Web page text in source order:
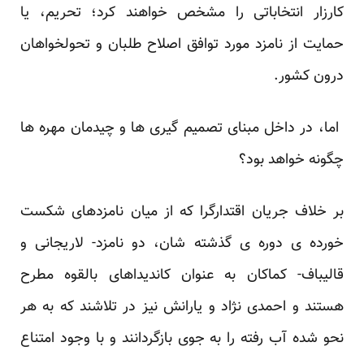
کارزار ‏انتخاباتی را مشخص خواهند کرد؛ تحریم، یا
حمایت از نامزد مورد توافق اصلاح طلبان و تحولخواهان
درون ‏کشور. ‏
‎ ‎اما، در داخل مبنای تصمیم گیری ها و چیدمان مهره ها
چگونه خواهد بود؟‎ ‎
بر خلاف جریان اقتدارگرا که از میان نامزدهای شکست
خورده ی دوره ی گذشته شان، دو نامزد- لاریجانی و
‏قالیباف- کماکان به عنوان کاندیداهای بالقوه مطرح
هستند و احمدی نژاد و یارانش نیز در تلاشند که به هر
نحو ‏شده آب رفته را به جوی بازگردانند و با وجود امتناع